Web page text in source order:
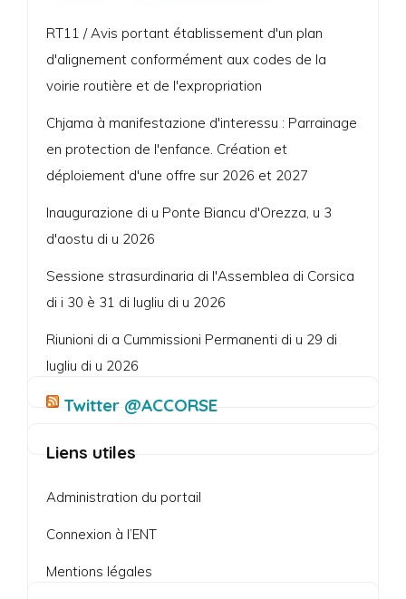
RT11 / Avis portant établissement d'un plan
d'alignement conformément aux codes de la
voirie routière et de l'expropriation
Chjama à manifestazione d'interessu : Parrainage
en protection de l'enfance. Création et
déploiement d'une offre sur 2026 et 2027
Inaugurazione di u Ponte Biancu d'Orezza, u 3
d'aostu di u 2026
Sessione strasurdinaria di l'Assemblea di Corsica
di i 30 è 31 di lugliu di u 2026
Riunioni di a Cummissioni Permanenti di u 29 di
lugliu di u 2026
Twitter @ACCORSE
Liens utiles
Administration du portail
Connexion à l’ENT
Mentions légales